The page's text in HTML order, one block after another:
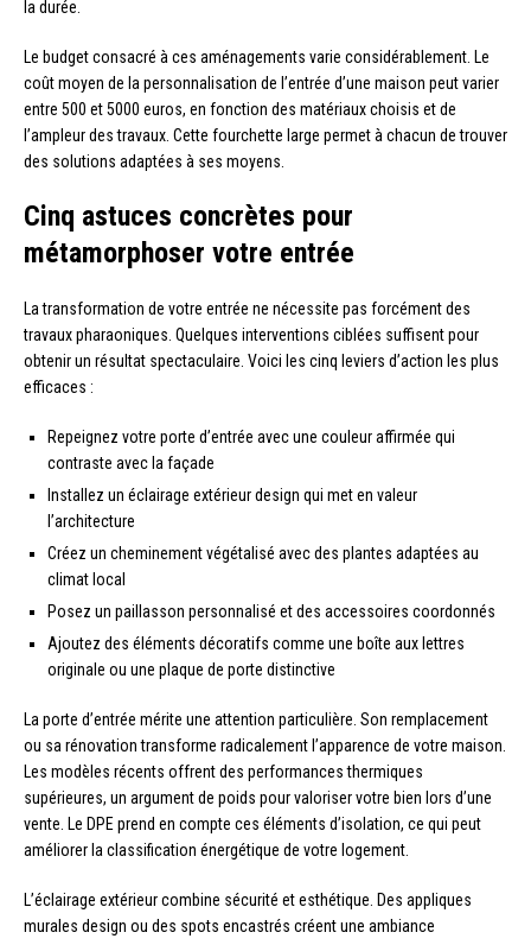
la durée.
Le budget consacré à ces aménagements varie considérablement. Le
coût moyen de la personnalisation de l’entrée d’une maison peut varier
entre 500 et 5000 euros, en fonction des matériaux choisis et de
l’ampleur des travaux. Cette fourchette large permet à chacun de trouver
des solutions adaptées à ses moyens.
Cinq astuces concrètes pour
métamorphoser votre entrée
La transformation de votre entrée ne nécessite pas forcément des
travaux pharaoniques. Quelques interventions ciblées suffisent pour
obtenir un résultat spectaculaire. Voici les cinq leviers d’action les plus
efficaces :
Repeignez votre porte d’entrée avec une couleur affirmée qui
contraste avec la façade
Installez un éclairage extérieur design qui met en valeur
l’architecture
Créez un cheminement végétalisé avec des plantes adaptées au
climat local
Posez un paillasson personnalisé et des accessoires coordonnés
Ajoutez des éléments décoratifs comme une boîte aux lettres
originale ou une plaque de porte distinctive
La porte d’entrée mérite une attention particulière. Son remplacement
ou sa rénovation transforme radicalement l’apparence de votre maison.
Les modèles récents offrent des performances thermiques
supérieures, un argument de poids pour valoriser votre bien lors d’une
vente. Le DPE prend en compte ces éléments d’isolation, ce qui peut
améliorer la classification énergétique de votre logement.
L’éclairage extérieur combine sécurité et esthétique. Des appliques
murales design ou des spots encastrés créent une ambiance